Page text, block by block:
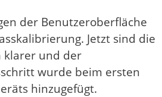
der Benutzeroberfläche
Jetzt sind die
klarer und der
wurde beim ersten
hinzugefügt.